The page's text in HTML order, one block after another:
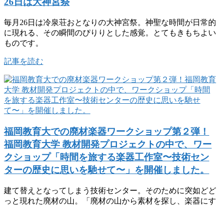
毎月26日は冷泉荘おとなりの大神宮祭。神聖な時間が日常的
に現れる、その瞬間のぴりりとした感覚。とてもきもちよい
ものです。
記事を読む
福岡教育大での廃材楽器ワークショップ第２弾！
福岡教育大学 教材開発プロジェクトの中で、ワー
クショップ「時間を旅する楽器工作室〜技術セン
ターの歴史に思いを馳せて〜」を開催しました。
建て替えとなってしまう技術センター。そのために突如どど
っと現れた廃材の山。「廃材の山から素材を探し、楽器にす